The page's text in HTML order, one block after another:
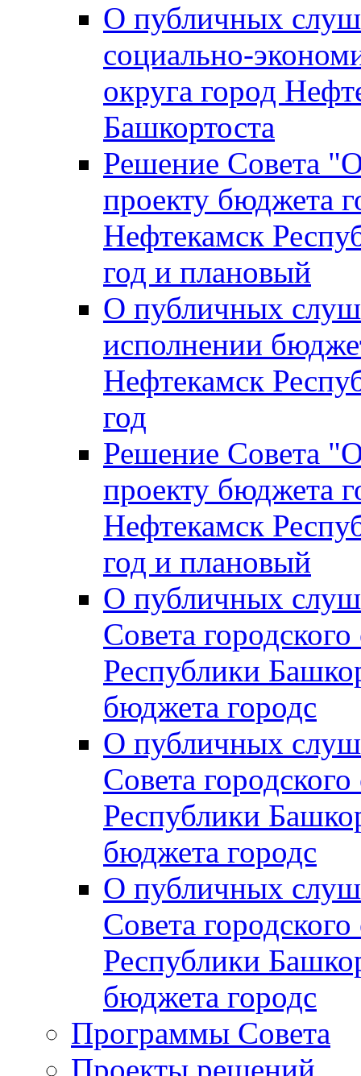
О публичных
социально-
округа город
Башкортоста
Решение Совета
проекту бюджета
Нефтекамск
год и плановый
О публичных
исполнении
Нефтекамск
год
Решение Совета
проекту бюджета
Нефтекамск
год и плановый
О публичных
Совета
Республики
бюджета городс
О публичных
Совета
Республики
бюджета городс
О публичных
Совета
Республики
бюджета городс
Программы Совета